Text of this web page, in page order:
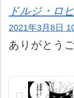
ドルジ・ロ
2021年3月8日
ありがとう